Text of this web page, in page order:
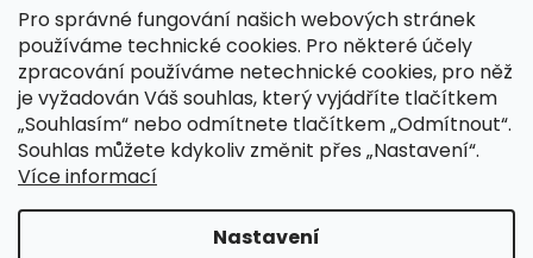
Pro správné fungování našich webových stránek
používáme technické cookies. Pro některé účely
zpracování používáme netechnické cookies, pro něž
je vyžadován Váš souhlas, který vyjádříte tlačítkem
„Souhlasím“ nebo odmítnete tlačítkem „Odmítnout“.
Souhlas můžete kdykoliv změnit přes „Nastavení“.
Více informací
Nastavení
Vložením e-mailu souhlasíte sobchodními podmínkami .
PŘIHLÁSIT SE